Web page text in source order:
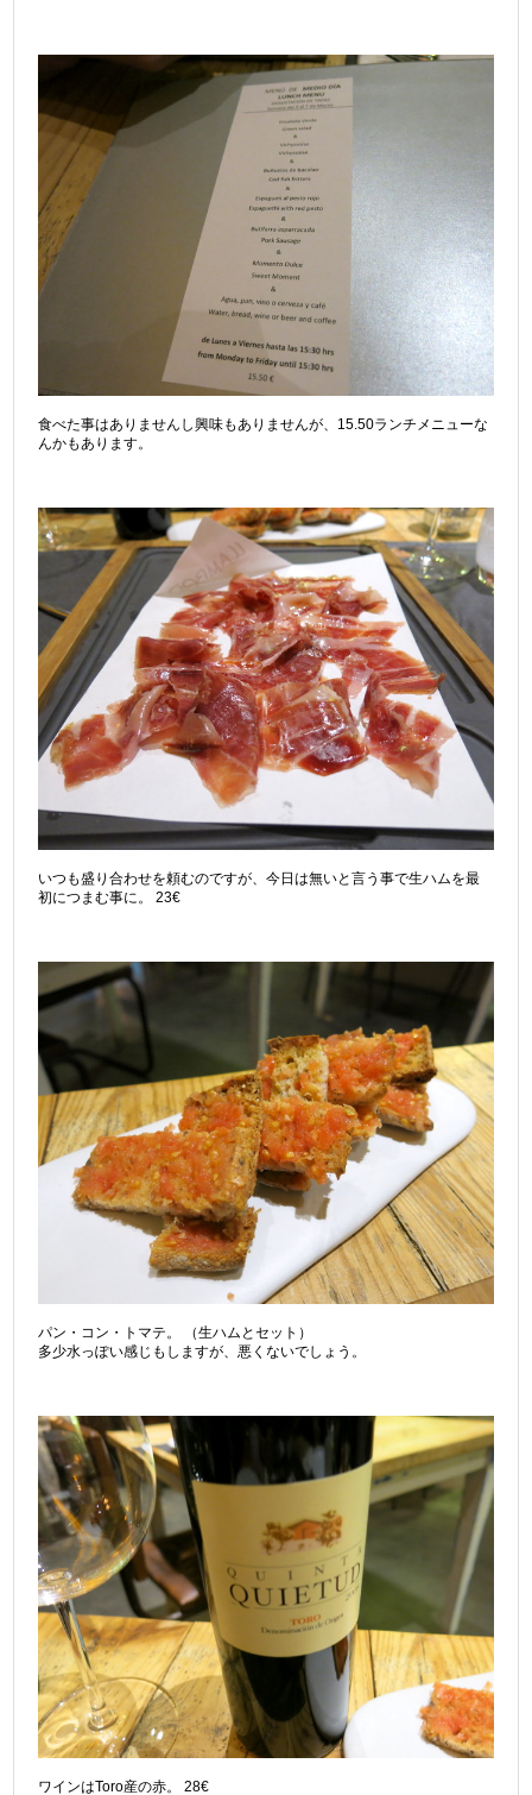
食べた事はありませんし興味もありませんが、15.50ランチメニューな
んかもあります。
いつも盛り合わせを頼むのですが、今日は無いと言う事で生ハムを最
初につまむ事に。 23€
パン・コン・トマテ。 （生ハムとセット）
多少水っぽい感じもしますが、悪くないでしょう。
ワインはToro産の赤。 28€